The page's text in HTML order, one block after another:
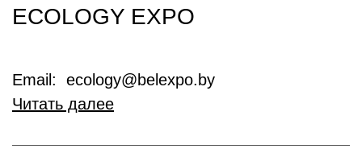
ECOLOGY EXPO
Email: ecology@belexpo.by
Читать далее